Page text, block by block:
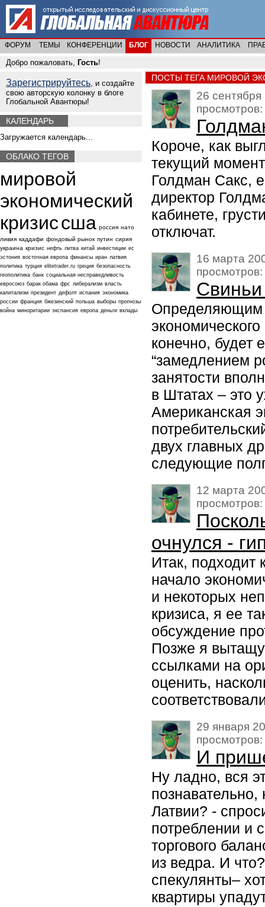
ФОРУМ ТЕМЫ КОНФЕРЕНЦИИ БЛОГ НОВОСТИ АНАЛИТИКА
Добро пожаловать, Гость!
ПОСТЫ ТЕГА МИРОВОЙ
26
Короче, как
текущий
Голдман Сакс,
директор
кабинете,
отключат.
16 марта
Определяющим
конечно,
“замедлением
занятости
в Штатах – это
Американская
двух главных
следующие
12 марта
очнулся -
Итак, подходит
начало
и некоторых
кризиса, я ее
обсуждение
Позже я
ссылками на
оценить,
29 января
И
Ну ладно, вся
Латвии? -
потреблении и
торгового
из ведра. И
спекулянты–
квартиры
Зарегистрируйтесь, и создайте
свою авторскую колонку в блоге
Глобальной Авантюры!
КАЛЕНДАРЬ
Загружается календарь...
ОБЛАКО ТЕГОВ
мировой
экономический
кризиссша россия нато
ливия каддафи фондовый рынок путин сирия
украина кризис нефть литва китай инвестиции ес
эстония восточная европа финансы иран латвия
политика турция elitetrader.ru греция безопасность
геополитика банк социальная несправедливость
евросоюз барак обама фрс либерализм власть
капитализм президент дефолт испания экономика
россии франция бжезинский польша выборы прогнозы
война миноритарии экспансия европа деньги вклады